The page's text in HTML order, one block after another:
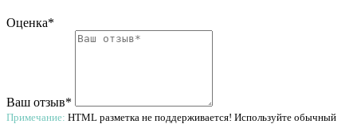
Оценка*
Ваш отзыв*
Примечание: HTML разметка не поддерживается! Используйте обычный